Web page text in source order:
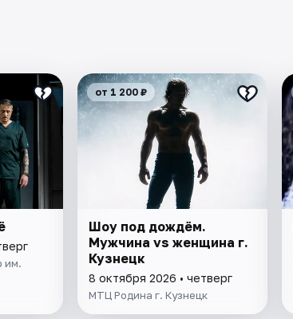
им.
от 1 200 ₽
Шоу под дождём.
Мужчина vs женщина г.
Кузнецк
8 октября 2026 • четверг
МТЦ Родина г. Кузнецк